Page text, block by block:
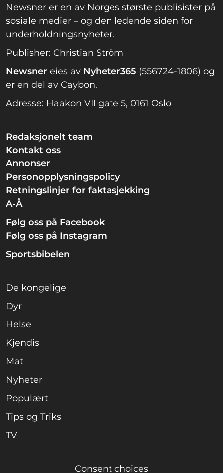
Newsner er en av Norges største publisister på
sosiale medier – og den ledende siden for
underholdningsnyheter.
Publisher: Christian Ström
Newsner eies av Nyheter365 (556724-1806) og
er en del av Caybon.
Adresse: Haakon VII gate 5, 0161 Oslo
Redaksjonelt team
Kontakt oss
Annonser
Personopplysningspolicy
Retningslinjer for faktasjekking
A-Å
Følg oss på Facebook
Følg oss på Instagram
Sportsbibelen
De kongelige
Dyr
Helse
Kjendis
Mat
Nyheter
Populært
Tips og Triks
TV
Consent choices